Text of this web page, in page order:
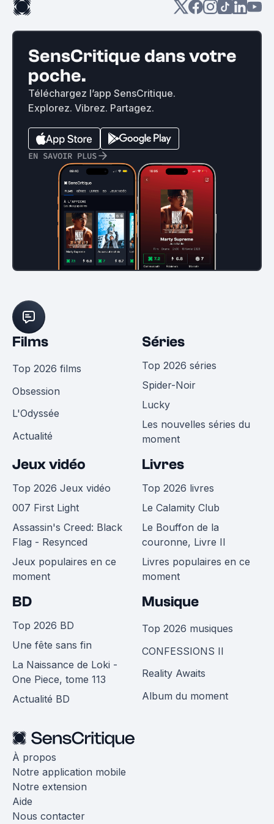
SensCritique dans votre
poche.
Téléchargez l’app SensCritique.
Explorez. Vibrez. Partagez.
EN SAVOIR PLUS
Films
Top 2026 films
Obsession
L'Odyssée
Actualité
Séries
Top 2026 séries
Spider-Noir
Lucky
Les nouvelles séries du
moment
Jeux vidéo
Top 2026 Jeux vidéo
007 First Light
Assassin's Creed: Black
Flag - Resynced
Jeux populaires en ce
moment
Livres
Top 2026 livres
Le Calamity Club
Le Bouffon de la
couronne, Livre II
Livres populaires en ce
moment
BD
Top 2026 BD
Une fête sans fin
La Naissance de Loki -
One Piece, tome 113
Actualité BD
Musique
Top 2026 musiques
CONFESSIONS II
Reality Awaits
Album du moment
À propos
Notre application mobile
Notre extension
Aide
Nous contacter